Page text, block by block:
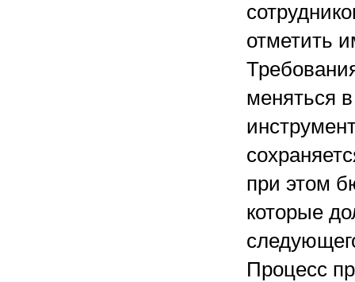
отметить
меняться
при этом
которые
Процесс